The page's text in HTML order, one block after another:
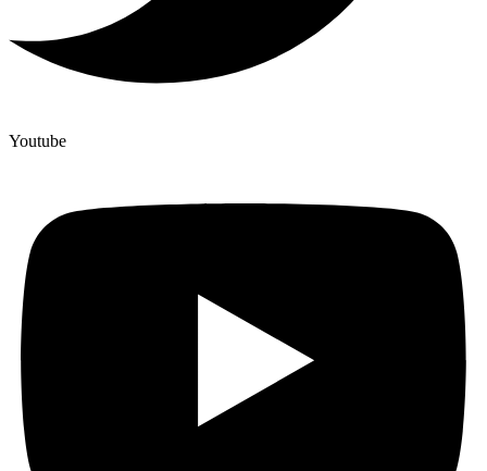
Youtube